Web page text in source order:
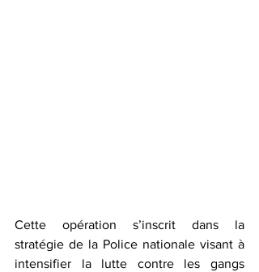
Cette opération s’inscrit dans la
stratégie de la Police nationale visant à
intensifier la lutte contre les gangs